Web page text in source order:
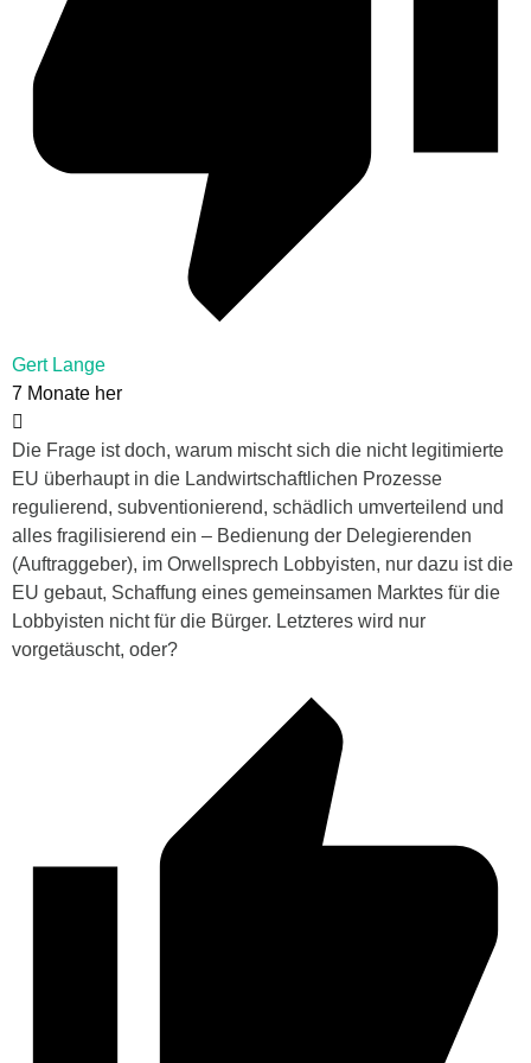
Gert Lange
7 Monate her
Die Frage ist doch, warum mischt sich die nicht legitimierte
EU überhaupt in die Landwirtschaftlichen Prozesse
regulierend, subventionierend, schädlich umverteilend und
alles fragilisierend ein – Bedienung der Delegierenden
(Auftraggeber), im Orwellsprech Lobbyisten, nur dazu ist die
EU gebaut, Schaffung eines gemeinsamen Marktes für die
Lobbyisten nicht für die Bürger. Letzteres wird nur
vorgetäuscht, oder?